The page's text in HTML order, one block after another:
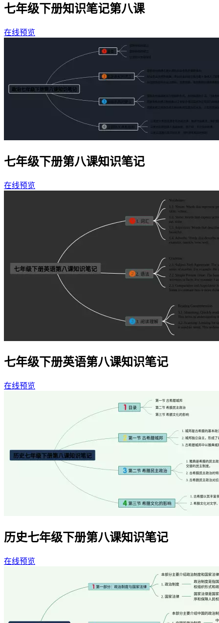
七年级下册知识笔记第八课
在线预览
七年级下册第八课知识笔记
在线预览
七年级下册英语第八课知识笔记
在线预览
历史七年级下册第八课知识笔记
在线预览